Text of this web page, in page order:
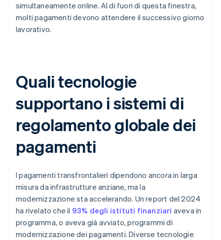
simultaneamente online. Al di fuori di questa finestra,
molti pagamenti devono attendere il successivo giorno
lavorativo.
Quali tecnologie
supportano i sistemi di
regolamento globale dei
pagamenti
I pagamenti transfrontalieri dipendono ancora in larga
misura da infrastrutture anziane, ma la
modernizzazione sta accelerando. Un report del 2024
ha rivelato che il 93% degli istituti finanziari aveva in
programma, o aveva già avviato, programmi di
modernizzazione dei pagamenti. Diverse tecnologie